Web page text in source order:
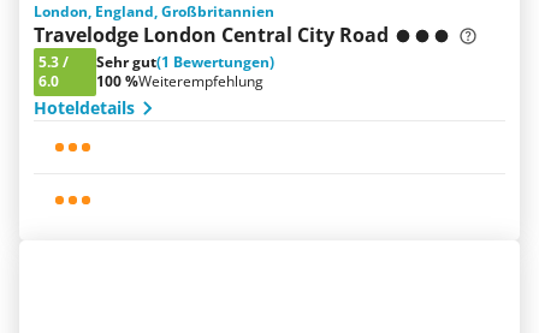
London, England, Großbritannien
Travelodge London Central City Road
5.3/
6.0
Sehr gut(1 Bewertungen)
100 %Weiterempfehlung
Hoteldetails